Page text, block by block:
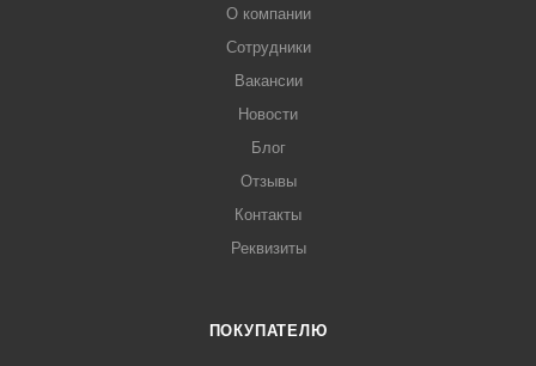
О компании
Сотрудники
Вакансии
Новости
Блог
Отзывы
Контакты
Реквизиты
ПОКУПАТЕЛЮ